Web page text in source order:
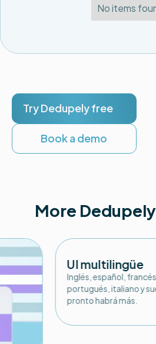
No items
Try Dedupely free
Book a demo
More
UI multilingüe
Inglés, español,
portugués, italiano y
pronto habrá más.